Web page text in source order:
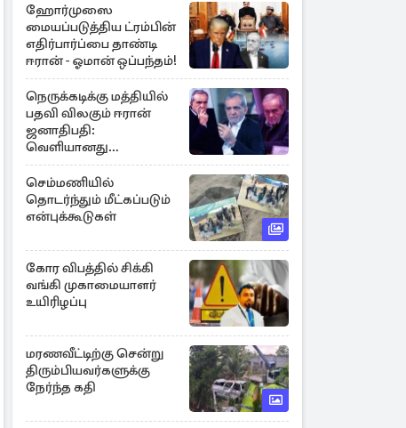
ஹோர்முஸை
மையப்படுத்திய ட்ரம்பின்
எதிர்பார்ப்பை தாண்டி
ஈரான் - ஓமான் ஒப்பந்தம்!
நெருக்கடிக்கு மத்தியில்
பதவி விலகும் ஈரான்
ஜனாதிபதி:
வெளியானது
சர்ச்சையின் உண்மை
நிலை
செம்மணியில்
தொடர்ந்தும் மீட்கப்படும்
என்புக்கூடுகள்
கோர விபத்தில் சிக்கி
வங்கி முகாமையாளர்
உயிரிழப்பு
மரணவீட்டிற்கு சென்று
திரும்பியவர்களுக்கு
நேர்ந்த கதி